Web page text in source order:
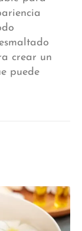
crear un
puede